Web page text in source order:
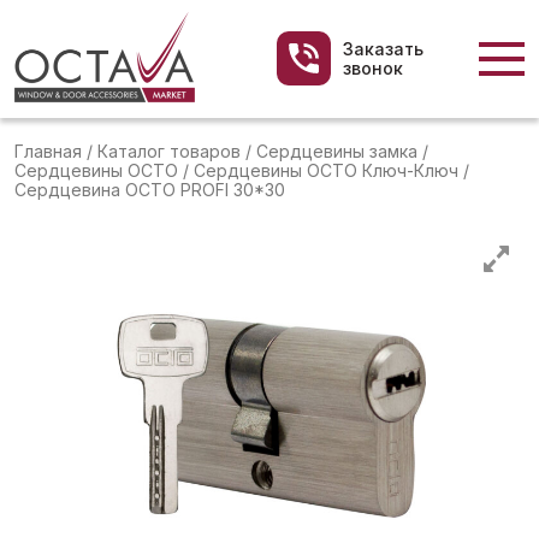
Заказать
звонок
Главная / Каталог товаров / Сердцевины замка /
Сердцевины OCTO / Сердцевины OCTO Ключ-Ключ /
Сердцевина OCTO PROFI 30*30